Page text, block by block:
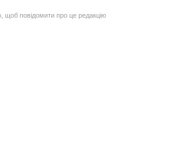
щоб повідомити про це редакцію